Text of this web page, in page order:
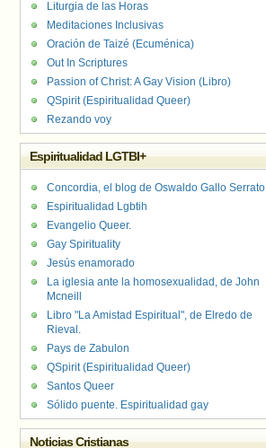
Liturgia de las Horas
Meditaciones Inclusivas
Oración de Taizé (Ecuménica)
Out In Scriptures
Passion of Christ: A Gay Vision (Libro)
QSpirit (Espiritualidad Queer)
Rezando voy
Espiritualidad LGTBI+
Concordia, el blog de Oswaldo Gallo Serrato
Espiritualidad Lgbtih
Evangelio Queer.
Gay Spirituality
Jesús enamorado
La iglesia ante la homosexualidad, de John
Mcneill
Libro "La Amistad Espiritual", de Elredo de
Rieval.
Pays de Zabulon
QSpirit (Espiritualidad Queer)
Santos Queer
Sólido puente. Espiritualidad gay
Noticias Cristianas